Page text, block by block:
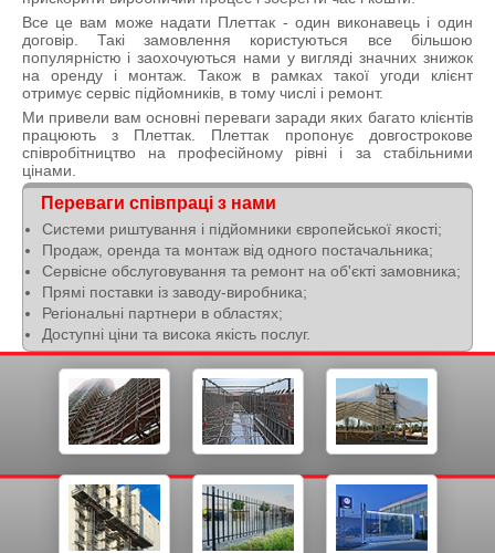
Все це вам може надати Плеттак - один виконавець і один
договір. Такі замовлення користуються все більшою
популярністю і заохочуються нами у вигляді значних знижок
на оренду і монтаж. Також в рамках такої угоди клієнт
отримує сервіс підйомників, в тому числі і ремонт.
Ми привели вам основні переваги заради яких багато клієнтів
працюють з Плеттак. Плеттак пропонує довгострокове
співробітництво на професійному рівні і за стабільними
цінами.
Переваги співпраці з нами
Системи риштування і підйомники європейської якості;
Продаж, оренда та монтаж від одного постачальника;
Сервісне обслуговування та ремонт на об'єкті замовника;
Прямі поставки із заводу-виробника;
Регіональні партнери в областях;
Доступні ціни та висока якість послуг.